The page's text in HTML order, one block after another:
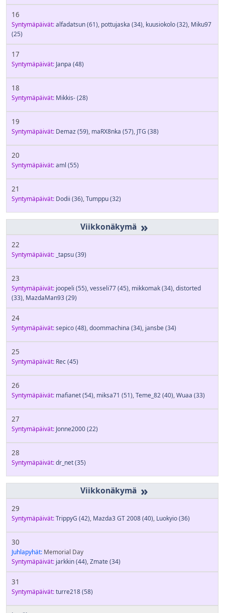
16
Syntymäpäivät:alfadatsun(61), pottujaska (34), kuusiokolo(32), Miku97
(25)
17
Syntymäpäivät: Janpa (48)
18
Syntymäpäivät: Mikkis-(28)
19
Syntymäpäivät: Demaz(59), maRX8nka (57), JTG (38)
20
Syntymäpäivät:aml (55)
21
Syntymäpäivät: Dodii (36),Tumppu(32)
»
22
Syntymäpäivät: _tapsu(39)
23
Syntymäpäivät: joopeli (55),vesseli77(45), mikkomak(34),distorted
(33), MazdaMan93(29)
24
Syntymäpäivät:sepico(48),doommachina (34), jansbe(34)
25
Syntymäpäivät: Rec(45)
26
Syntymäpäivät: mafianet(54), miksa71 (51),Teme_82(40),Wuaa (33)
27
Syntymäpäivät: Jonne2000(22)
28
Syntymäpäivät:dr_net(35)
»
29
Syntymäpäivät:TrippyG (42), Mazda3 GT 2008(40), Luokyio(36)
30
Juhlapyhät: Memorial Day
Syntymäpäivät: jarkkin(44),Zmate(34)
31
Syntymäpäivät:turre218(58)